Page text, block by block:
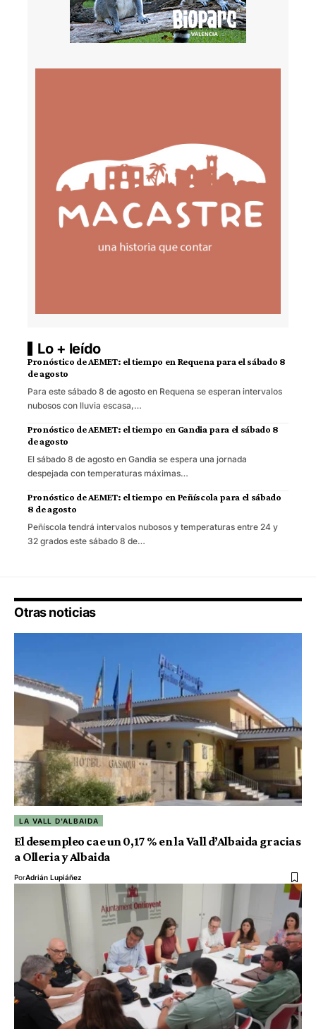
Lo + leído
Pronóstico de AEMET: el tiempo en Requena para el sábado 8
de agosto
Para este sábado 8 de agosto en Requena se esperan intervalos
nubosos con lluvia escasa,…
Pronóstico de AEMET: el tiempo en Gandia para el sábado 8
de agosto
El sábado 8 de agosto en Gandia se espera una jornada
despejada con temperaturas máximas…
Pronóstico de AEMET: el tiempo en Peñíscola para el sábado
8 de agosto
Peñíscola tendrá intervalos nubosos y temperaturas entre 24 y
32 grados este sábado 8 de…
Otras noticias
LA VALL D'ALBAIDA
El desempleo cae un 0,17 % en la Vall d’Albaida gracias
a Olleria y Albaida
PorAdrián Lupiáñez